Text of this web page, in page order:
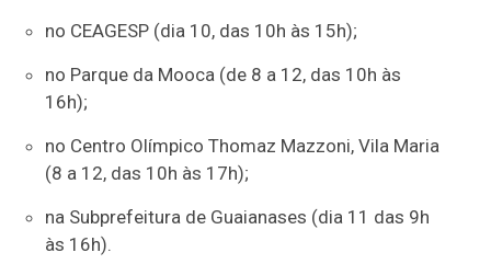
no CEAGESP (dia 10, das 10h às 15h);
no Parque da Mooca (de 8 a 12, das 10h às
16h);
no Centro Olímpico Thomaz Mazzoni, Vila Maria
(8 a 12, das 10h às 17h);
na Subprefeitura de Guaianases (dia 11 das 9h
às 16h).